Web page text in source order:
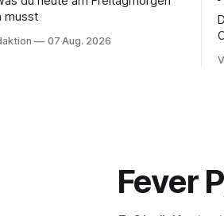
musst
07 Aug. 2026
Fever